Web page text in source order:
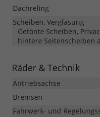
Dachreling
Scheiben, Verglasung
Getönte Scheiben,
hintere Seitenscheiben
Räder & Technik
Antriebsachse
Bremsen
Fahrwerk- und